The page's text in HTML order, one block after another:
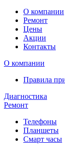
О компании
Ремонт
Цены
Акции
Контакты
О компании
Правила
Диагностика
Ремонт
Телефоны
Планшеты
Смарт часы